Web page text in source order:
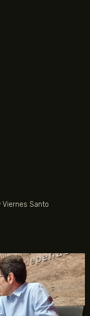
Viernes Santo